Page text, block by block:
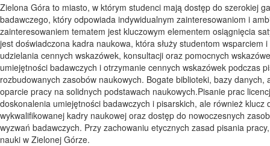
Zielona Góra to miasto, w którym studenci mają dostęp do szerokiej
badawczego, który odpowiada indywidualnym zainteresowaniom i
zainteresowaniem tematem jest kluczowym elementem osiągnięcia
jest doświadczona kadra naukowa, która służy studentom
udzielania cennych wskazówek, konsultacji oraz pomocnych
umiejętności badawczych i otrzymanie cennych wskazówek podczas
rozbudowanych zasobów naukowych. Bogate biblioteki, bazy
oparcie pracy na solidnych podstawach naukowych.Pisanie prac
doskonalenia umiejętności badawczych i pisarskich, ale również
wykwalifikowanej kadry naukowej oraz dostęp do nowoczesnych
wyzwań badawczych. Przy zachowaniu etycznych zasad pisania
nauki w Zielonej Górze.